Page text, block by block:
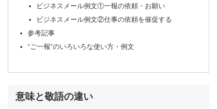
ビジネスメール例文①一報の依頼・お願い
ビジネスメール例文②仕事の依頼を催促する
参考記事
“ご一報”のいろいろな使い方・例文
意味と敬語の違い